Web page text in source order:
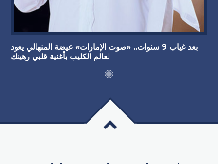
بعد غياب 9 سنوات.. «صوت الإمارات» عيضة المنهالي يعود
لعالم الكليب بأغنية قلبي رهينك